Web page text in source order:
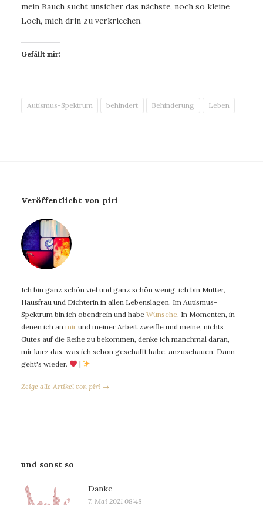
mein Bauch sucht unsicher das nächste, noch so kleine
Loch, mich drin zu verkriechen.
Gefällt mir:
Autismus-Spektrum behindert Behinderung Leben
Veröffentlicht von piri
Ich bin ganz schön viel und ganz schön wenig, ich bin Mutter,
Hausfrau und Dichterin in allen Lebenslagen. Im Autismus-
Spektrum bin ich obendrein und habe Wünsche. In Momenten, in
denen ich an mir und meiner Arbeit zweifle und meine, nichts
Gutes auf die Reihe zu bekommen, denke ich manchmal daran,
mir kurz das, was ich schon geschafft habe, anzuschauen. Dann
geht's wieder.
|
Zeige alle Artikel von piri →
und sonst so
Danke
7. Mai 2021 08:48